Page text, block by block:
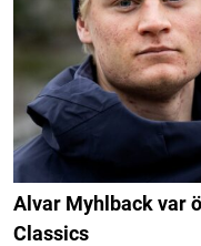
Alvar Myhlback var
Classics